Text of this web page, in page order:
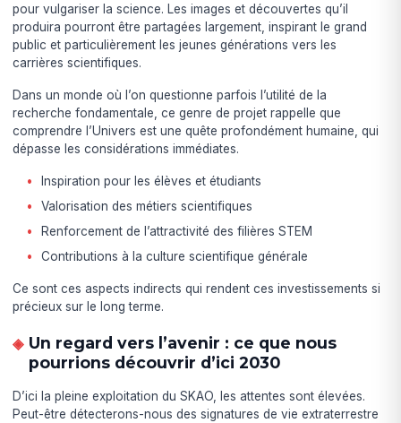
pour vulgariser la science. Les images et découvertes qu’il
produira pourront être partagées largement, inspirant le grand
public et particulièrement les jeunes générations vers les
carrières scientifiques.
Dans un monde où l’on questionne parfois l’utilité de la
recherche fondamentale, ce genre de projet rappelle que
comprendre l’Univers est une quête profondément humaine, qui
dépasse les considérations immédiates.
Inspiration pour les élèves et étudiants
Valorisation des métiers scientifiques
Renforcement de l’attractivité des filières STEM
Contributions à la culture scientifique générale
Ce sont ces aspects indirects qui rendent ces investissements si
précieux sur le long terme.
Un regard vers l’avenir : ce que nous
pourrions découvrir d’ici 2030
D’ici la pleine exploitation du SKAO, les attentes sont élevées.
Peut-être détecterons-nous des signatures de vie extraterrestre